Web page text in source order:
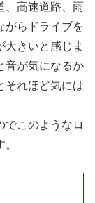
、高速道路、雨
がらドライブを
大きいと感じま
音が気になるか
それほど気には
でこのようなロ